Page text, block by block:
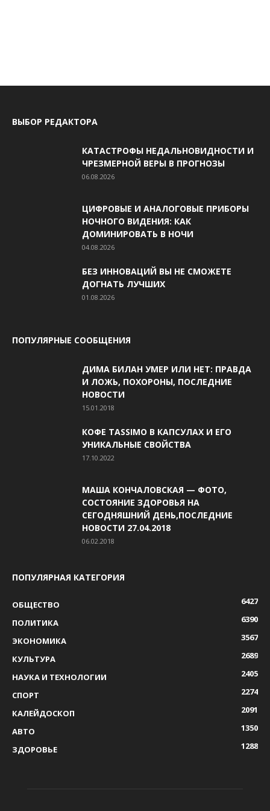
ВЫБОР РЕДАКТОРА
КАТАСТРОФЫ НЕДАЛЬНОВИДНОСТИ И
ЧРЕЗМЕРНОЙ ВЕРЫ В ПРОГНОЗЫ
06.08.2026
ЦИФРОВЫЕ И АНАЛОГОВЫЕ ПРИБОРЫ
НОЧНОГО ВИДЕНИЯ: КАК
ДОМИНИРОВАТЬ В НОЧИ
04.08.2026
БЕЗ ИННОВАЦИЙ ВЫ НЕ СМОЖЕТЕ
ДОГНАТЬ ЛУЧШИХ
01.08.2026
ПОПУЛЯРНЫЕ СООБЩЕНИЯ
ДИМА БИЛАН УМЕР ИЛИ НЕТ: ПРАВДА
И ЛОЖЬ, ПОХОРОНЫ, ПОСЛЕДНИЕ
НОВОСТИ
15.01.2018
КОФЕ TASSIMO В КАПСУЛАХ И ЕГО
УНИКАЛЬНЫЕ СВОЙСТВА
17.10.2022
МАША КОНЧАЛОВСКАЯ — ФОТО,
СОСТОЯНИЕ ЗДОРОВЬЯ НА
СЕГОДНЯШНИЙ ДЕНЬ,ПОСЛЕДНИЕ
НОВОСТИ 27.04.2018
06.02.2018
ПОПУЛЯРНАЯ КАТЕГОРИЯ
ОБЩЕСТВО
6427
ПОЛИТИКА
6390
ЭКОНОМИКА
3567
КУЛЬТУРА
2689
НАУКА И ТЕХНОЛОГИИ
2405
СПОРТ
2274
КАЛЕЙДОСКОП
2091
АВТО
1350
ЗДОРОВЬЕ
1288